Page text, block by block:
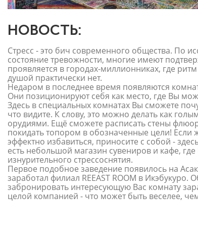
НОВОСТЬ:
Стресс - это бич современного общества. По
состояние тревожности, многие имеют
проявляется в городах-миллионниках, где
душой практически нет.
Недаром в последнее время появляются
Они позиционируют себя как место, где Вы
Здесь в специальных комнатах Вы сможете
что видите. К слову, это можно делать как
орудиями. Ещё сможете расписать стены
покидать топором в обозначенные цели! Если
эффектно избавиться, приносите с собой -
есть небольшой магазин сувениров и кафе,
изнурительного стрессоснятия.
Первое подобное заведение появилось на
заработал филиал REEAST ROOM в
забронировать интересующую Вас комнату
целой компанией - что может быть веселее,